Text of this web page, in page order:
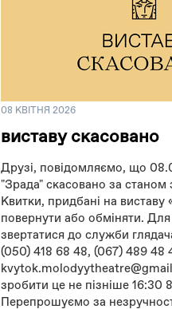
08 КВІТНЯ 2026
виставу скасовано
Друзі, повідомляємо, що
"Зрада" скасовано за станом
Квитки, придбані на
повернути або обміняти.
звертатися до служби
(050) 418 68 48, (067) 489
зробити це не пізніше 16:30
Перепрошуємо за